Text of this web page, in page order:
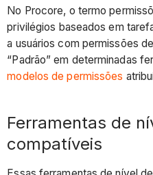
No Procore, o termo
privilégios baseados em
a usuários com permissões
“Padrão” em determinadas
modelos de permissões
Ferramentas de
compatíveis